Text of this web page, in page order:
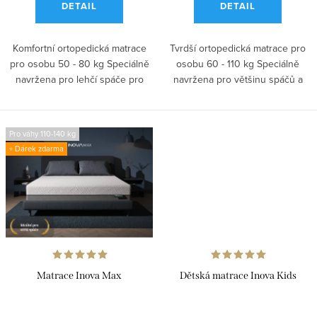
DETAIL
Komfortní ortopedická matrace
pro osobu 50 - 80 kg Speciálně
navržena pro lehčí spáče pro
DETAIL
Tvrdší ortopedická matrace pro
osobu 60 - 110 kg Speciálně
navržena pro většinu spáčů a
Pro váhy 110-140 kg
+ Dárek zdarma
Matrace Inova Max Dětská matrace Inova Kids